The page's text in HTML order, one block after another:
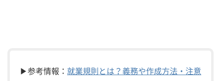
▶参考情報： 就業規則とは？義務や作成方法・注意